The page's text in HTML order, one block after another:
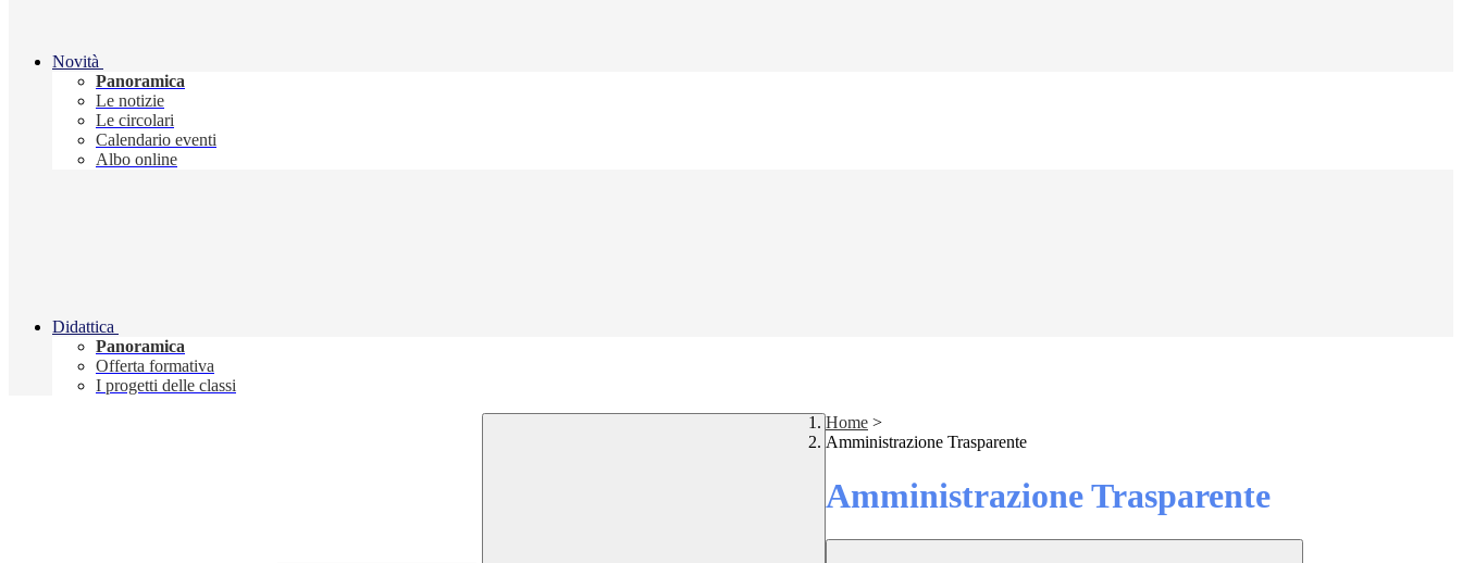
Novità
Panoramica
Le notizie
Le circolari
Calendario eventi
Albo online
Didattica
Panoramica
Offerta formativa
I progetti delle classi
Home >
Amministrazione Trasparente
Amministrazione Trasparente